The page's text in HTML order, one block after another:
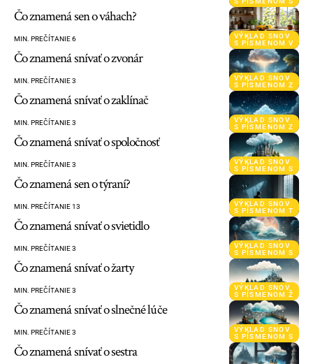
VÝKLAD SNOV
S PÍSMENOM V
Čo znamená sen o váhach?
MIN. PREČÍTANIE 6
VÝKLAD SNOV
S PÍSMENOM Z
Čo znamená snívať o zvonár
MIN. PREČÍTANIE 3
VÝKLAD SNOV
S PÍSMENOM Z
Čo znamená snívať o zaklínač
MIN. PREČÍTANIE 3
VÝKLAD SNOV
S PÍSMENOM S
Čo znamená snívať o spoločnosť
MIN. PREČÍTANIE 3
VÝKLAD SNOV
S PÍSMENOM T
Čo znamená sen o týraní?
MIN. PREČÍTANIE 13
VÝKLAD SNOV
S PÍSMENOM S
Čo znamená snívať o svietidlo
MIN. PREČÍTANIE 3
VÝKLAD SNOV
S PÍSMENOM Ž
Čo znamená snívať o žarty
MIN. PREČÍTANIE 3
VÝKLAD SNOV
S PÍSMENOM S
Čo znamená snívať o slnečné lúče
MIN. PREČÍTANIE 3
Čo znamená snívať o sestra